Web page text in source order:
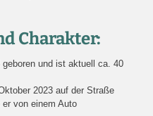
Charakter:
und ist aktuell ca. 40
2023 auf der Straße
von einem Auto